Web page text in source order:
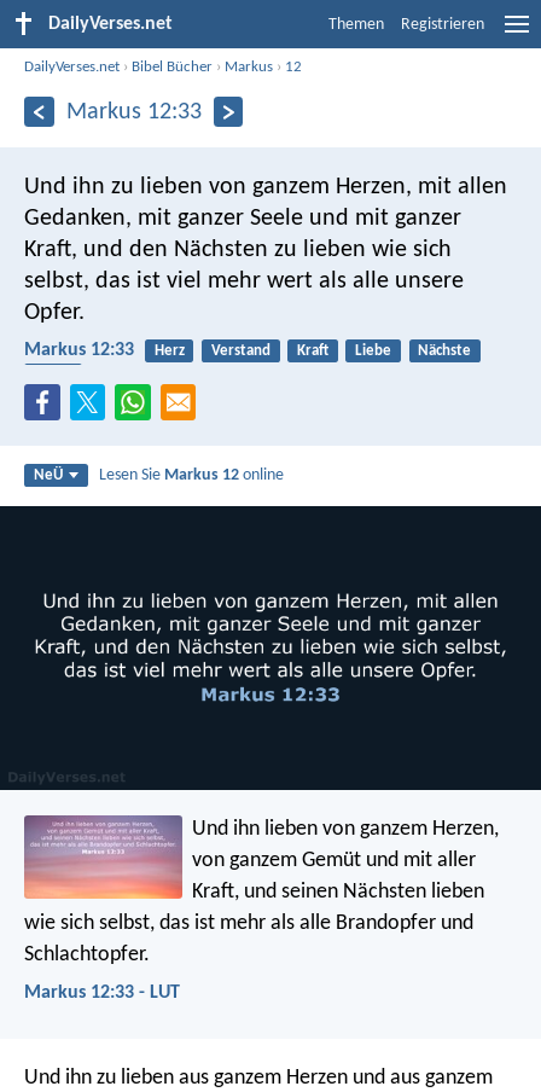
DailyVerses.net Themen Registrieren
DailyVerses.net › Bibel Bücher › Markus › 12
Markus 12:33
Und ihn zu lieben von ganzem Herzen, mit allen
Gedanken, mit ganzer Seele und mit ganzer
Kraft, und den Nächsten zu lieben wie sich
selbst, das ist viel mehr wert als alle unsere
Opfer.
Markus 12:33 Herz Verstand Kraft Liebe
Nächste
NeÜ Lesen Sie Markus 12 online
Und ihn lieben von ganzem Herzen,
von ganzem Gemüt und mit aller
Kraft, und seinen Nächsten lieben
wie sich selbst, das ist mehr als alle Brandopfer und
Schlachtopfer.
Markus 12:33 - LUT
Und ihn zu lieben aus ganzem Herzen und aus ganzem